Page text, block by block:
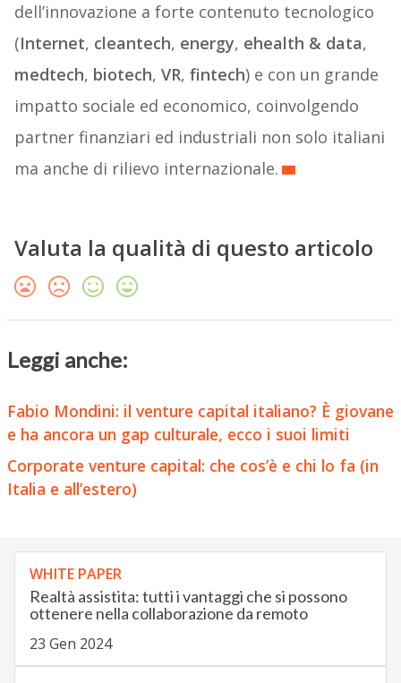
dell’innovazione a forte contenuto tecnologico
(Internet, cleantech, energy, ehealth & data,
medtech, biotech, VR, fintech) e con un grande
impatto sociale ed economico, coinvolgendo
partner finanziari ed industriali non solo italiani
ma anche di rilievo internazionale.
Valuta la qualità di questo articolo
Leggi anche:
Fabio Mondini: il venture capital italiano? È giovane
e ha ancora un gap culturale, ecco i suoi limiti
Corporate venture capital: che cos’è e chi lo fa (in
Italia e all’estero)
WHITE PAPER
Realtà assistita: tutti i vantaggi che si possono
ottenere nella collaborazione da remoto
23 Gen 2024